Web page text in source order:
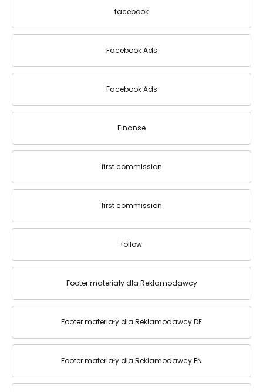
facebook
Facebook Ads
Facebook Ads
Finanse
first commission
first commission
follow
Footer materiały dla Reklamodawcy
Footer materiały dla Reklamodawcy DE
Footer materiały dla Reklamodawcy EN